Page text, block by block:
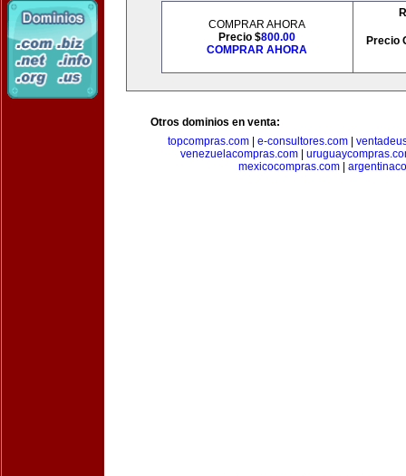
COMPRAR AHORA
Precio $800.00
COMPRAR AHORA
Precio
Otros dominios en venta:
topcompras.com
e-consultores.com
venezuelacompras.com|
mexicocompras.com